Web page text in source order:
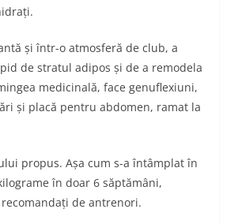
și într-o atmosferă de club, a
de stratul adipos și de a remodela
medicinală, face genuflexiuni,
și placă pentru abdomen, ramat la
propus. Așa cum s-a întâmplat în
în doar 6 săptămâni,
de antrenori.